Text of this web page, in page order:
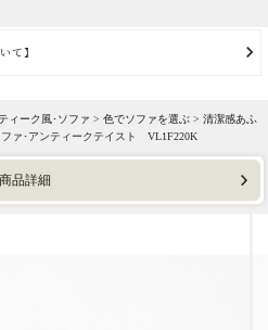
ィーク風･ソファ > 色でソファを選ぶ > 清潔感あふ
ァ･アンティークテイスト VL1F220K
商品詳細